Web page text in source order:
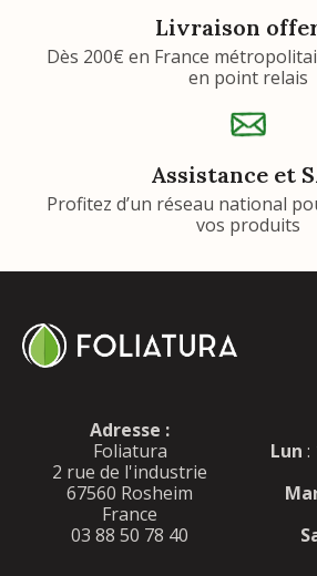
Livraison
Dès 200€ en France
en point relais
Assistance et
Profitez d’un réseau national
vos produits
Adresse :
Foliatura
2 rue de l'industrie
67560 Rosheim
France
03 88 50 78 40
Lun :